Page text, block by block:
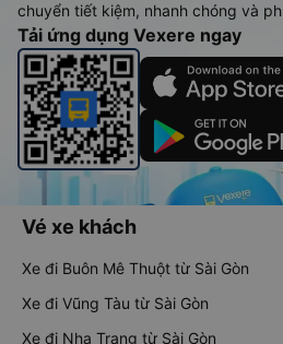
chuyển tiết kiệm, nhanh chóng và
Tải ứng dụng Vexere ngay
Vé xe khách
Xe đi Buôn Mê Thuột từ Sài Gòn
Xe đi Vũng Tàu từ Sài Gòn
Xe đi Nha Trang từ Sài Gòn